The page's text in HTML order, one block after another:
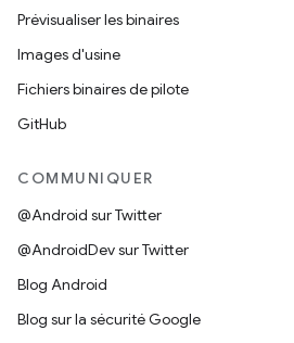
Prévisualiser les binaires
Images d'usine
Fichiers binaires de pilote
GitHub
COMMUNIQUER
@Android sur Twitter
@AndroidDev sur Twitter
Blog Android
Blog sur la sécurité Google